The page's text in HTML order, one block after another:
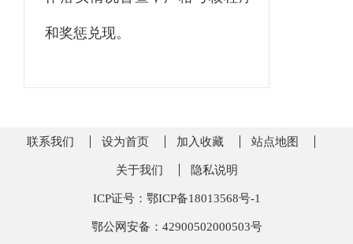
和奖惩兑现。
联系我们 设为首页 加入收藏 站点地图
关于我们 隐私说明
ICP证号：鄂ICP备18013568号-1
鄂公网安备：42900502000503号